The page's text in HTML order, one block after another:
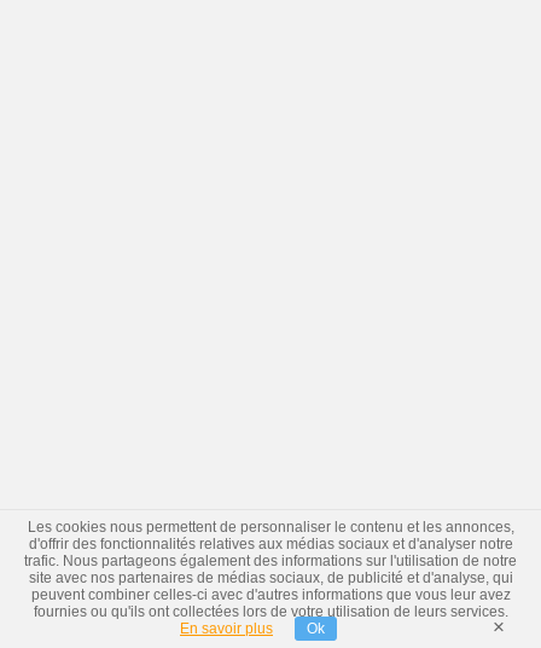
Les cookies nous permettent de personnaliser le contenu et les annonces,
d'offrir des fonctionnalités relatives aux médias sociaux et d'analyser notre
trafic. Nous partageons également des informations sur l'utilisation de notre
site avec nos partenaires de médias sociaux, de publicité et d'analyse, qui
peuvent combiner celles-ci avec d'autres informations que vous leur avez
fournies ou qu'ils ont collectées lors de votre utilisation de leurs services.
En savoir plus
Ok ×